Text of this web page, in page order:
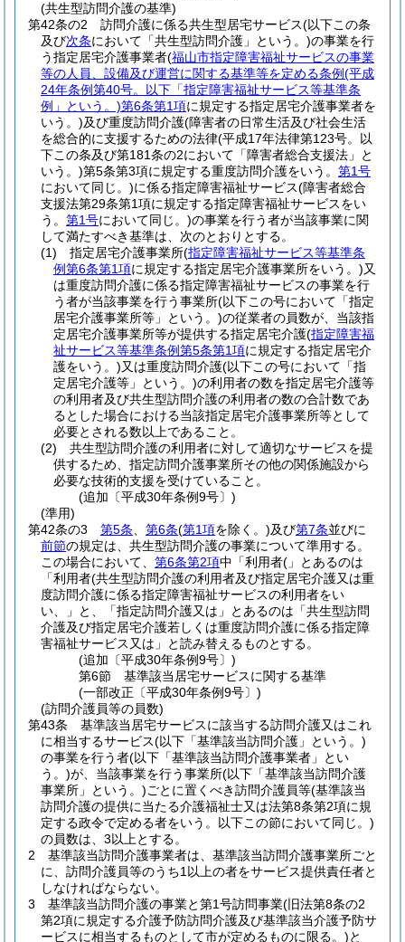
(共生型訪問介護の基準)
第42条の2
訪問介護に係る共生型居宅サービス(以下この条
及び次条において「共生型訪問介護」という。)の事業を行
う指定居宅介護事業者(福山市指定障害福祉サービスの事業
等の人員、設備及び運営に関する基準等を定める条例(平成
24年条例第40号。以下「指定障害福祉サービス等基準条
例」という。)第6条第1項に規定する指定居宅介護事業者を
いう。)及び重度訪問介護(障害者の日常生活及び社会生活
を総合的に支援するための法律(平成17年法律第123号。以
下この条及び第181条の2において「障害者総合支援法」と
いう。)第5条第3項に規定する重度訪問介護をいう。 第1号
において同じ。)に係る指定障害福祉サービス(障害者総合
支援法第29条第1項に規定する指定障害福祉サービスをい
う。 第1号において同じ。)の事業を行う者が当該事業に関
して満たすべき基準は、次のとおりとする。
(1)
指定居宅介護事業所(指定障害福祉サービス等基準条
例第6条第1項に規定する指定居宅介護事業所をいう。)又
は重度訪問介護に係る指定障害福祉サービスの事業を行
う者が当該事業を行う事業所(以下この号において「指定
居宅介護事業所等」という。)の従業者の員数が、当該指
定居宅介護事業所等が提供する指定居宅介護(指定障害福
祉サービス等基準条例第5条第1項に規定する指定居宅介
護をいう。)又は重度訪問介護(以下この号において「指
定居宅介護等」という。)の利用者の数を指定居宅介護等
の利用者及び共生型訪問介護の利用者の数の合計数であ
るとした場合における当該指定居宅介護事業所等として
必要とされる数以上であること。
(2)
共生型訪問介護の利用者に対して適切なサービスを提
供するため、指定訪問介護事業所その他の関係施設から
必要な技術的支援を受けていること。
(追加〔平成30年条例9号〕)
(準用)
第42条の3
第5条 第6条(第1項を除く。)及び第7条並びに
前節の規定は、共生型訪問介護の事業について準用する。
この場合において、 第6条第2項中「利用者(」とあるのは
「利用者(共生型訪問介護の利用者及び指定居宅介護又は重
度訪問介護に係る指定障害福祉サービスの利用者をい
い、」と、「指定訪問介護又は」とあるのは「共生型訪問
介護及び指定居宅介護若しくは重度訪問介護に係る指定障
害福祉サービス又は」と読み替えるものとする。
(追加〔平成30年条例9号〕)
第6節
基準該当居宅サービスに関する基準
(一部改正〔平成30年条例9号〕)
(訪問介護員等の員数)
第43条
基準該当居宅サービスに該当する訪問介護又はこれ
に相当するサービス(以下「基準該当訪問介護」という。)
の事業を行う者(以下「基準該当訪問介護事業者」とい
う。)が、当該事業を行う事業所(以下「基準該当訪問介護
事業所」という。)ごとに置くべき訪問介護員等(基準該当
訪問介護の提供に当たる介護福祉士又は法第8条第2項に規
定する政令で定める者をいう。以下この節において同じ。)
の員数は、3以上とする。
2
基準該当訪問介護事業者は、基準該当訪問介護事業所ごと
に、訪問介護員等のうち1以上の者をサービス提供責任者と
しなければならない。
3
基準該当訪問介護の事業と第1号訪問事業(旧法第8条の2
第2項に規定する介護予防訪問介護及び基準該当介護予防サ
ービスに相当するものとして市が定めるものに限る。)と